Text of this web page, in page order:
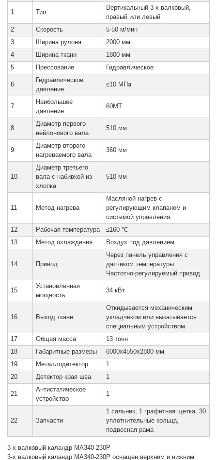
1 Тип
Вертикальный 3-х валковый,
правый или левый
2
Скорость
5-50 м/мин
3
Ширина рулона
2000 мм
4
Ширина ткани
1800 мм
5
Прессование Гидравлическое
6
Гидравлическое
давление
≤10 МПа
7
Наибольшее
давление
60MT
8
Диаметр первого
нейлонового вала
510 мм
9
Диаметр второго
нагреваемого вала
360 мм
10
Диаметр третьего
вала с набивкой из
хлопка
510 мм
11 Метод нагрева
Масляной нагрев с
регулирующим клапаном и
системой управления.
12
Рабочая температура
≤160 ℃
13
Метод охлаждения Воздух под давлением
14 Привод
Через панель управления с
датчиком температуры.
Частотно-регулируемый привод
15
Установленная
мощность
34 кВт
16 Выход ткани
Откидывается механическим
укладчиком или выкатывается
специальным устройством
17
Общая масса
13 тонн
18
Габаритные размеры
6000х4550х2800 мм
19
Металлодетектор
1
20
Детектор края шва 1
21
Антистатическое
устройство
1
22 Запчасти
1 сальник, 1 графитная щетка, 30
уплотнительные кольца,
подвесная рама
3-х валковый каландр MA340-230P
3-х валковый каландр MA340-230P оснащен верхним и нижним